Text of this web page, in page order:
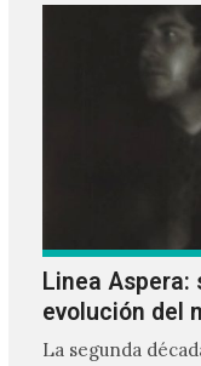
Linea Aspera:
evolución del
La segunda